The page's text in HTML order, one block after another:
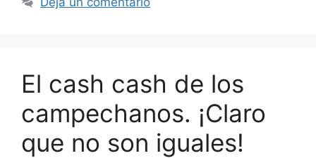
El cash cash de los
campechanos. ¡Claro
que no son iguales!